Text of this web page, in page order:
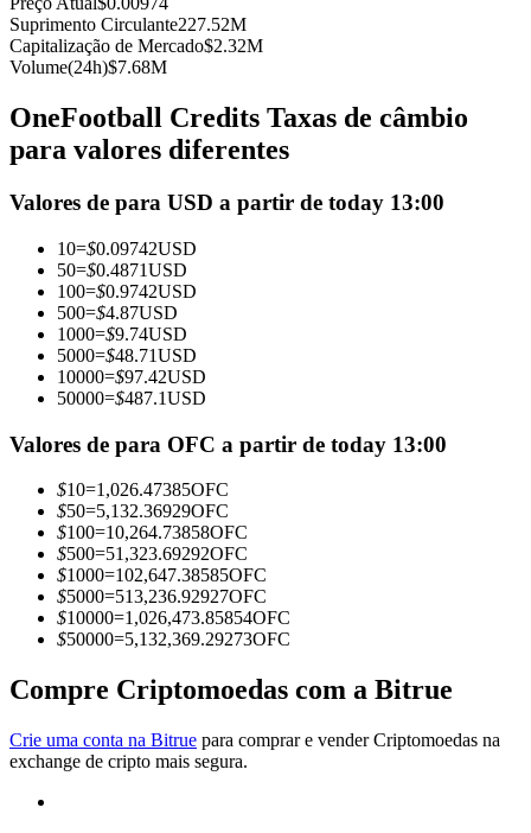
Copiar Trading
Torne-se um Trader de Cópias
Desfrute da partilha de lucros e comissões de copy trading
Informação
Suprimento Circulante227.52M
Capitalização de Mercado$2.32M
Volume(24h)$7.68M
OneFootball Credits Taxas de câmbio
para valores diferentes
Valores de para USD a partir de today 13:00
10=$0.09742USD
50=$0.4871USD
100=$0.9742USD
500=$4.87USD
1000=$9.74USD
5000=$48.71USD
10000=$97.42USD
50000=$487.1USD
Valores de para OFC a partir de today 13:00
$10=1,026.47385OFC
$50=5,132.36929OFC
$100=10,264.73858OFC
$500=51,323.69292OFC
$1000=102,647.38585OFC
$5000=513,236.92927OFC
$10000=1,026,473.85854OFC
$50000=5,132,369.29273OFC
Compre Criptomoedas com a Bitrue
Crie uma conta na Bitrue para comprar e vender Criptomoedas na
exchange de cripto mais segura.